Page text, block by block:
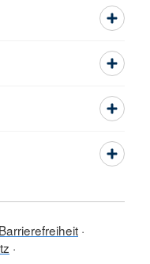
Barrierefreiheit